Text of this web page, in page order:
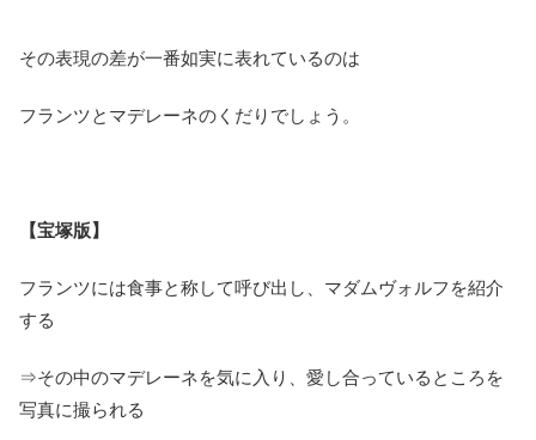
その表現の差が一番如実に表れているのは
フランツとマデレーネのくだりでしょう。
【宝塚版】
フランツには食事と称して呼び出し、マダムヴォルフを紹介
する
⇒その中のマデレーネを気に入り、愛し合っているところを
写真に撮られる